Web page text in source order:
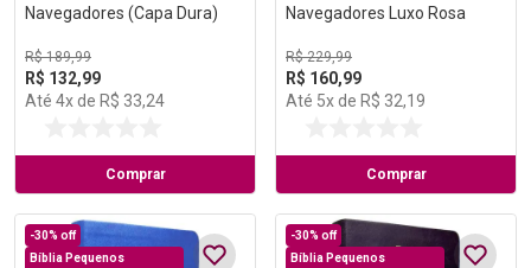
Navegadores (Capa Dura)
R$ 189,99
R$ 132,99
Até 4x de R$ 33,24
Comprar
Navegadores Luxo Rosa
R$ 229,99
R$ 160,99
Até 5x de R$ 32,19
Comprar
-30% off
Bíblia Pequenos
-30% off
Bíblia Pequenos